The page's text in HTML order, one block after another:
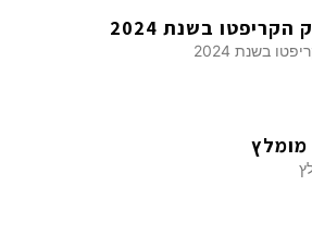
בשנת 2024
בשנת 2024
מומלץ